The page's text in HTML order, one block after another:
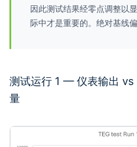
因此测试结果经零点调整以
际中才是重要的。绝对基线
测试运行 1 — 仪表输出 vs
量